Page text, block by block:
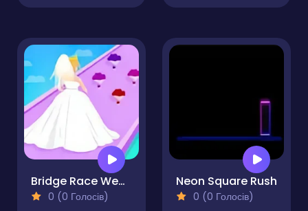
Bridge Race Wedding Master
0 (0 Голосів)
Neon Square Rush
0 (0 Голосів)